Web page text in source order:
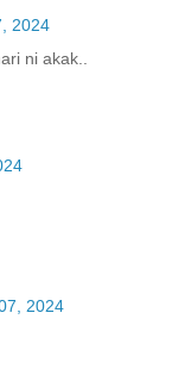
2024
ni akak..
2024